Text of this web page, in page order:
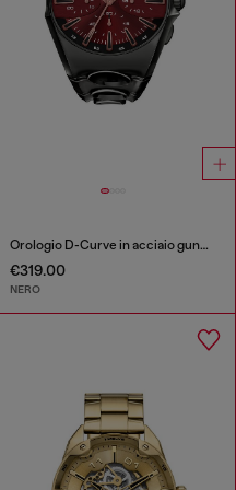
Orologio D-Curve in acciaio gunmetal
€319.00
NERO